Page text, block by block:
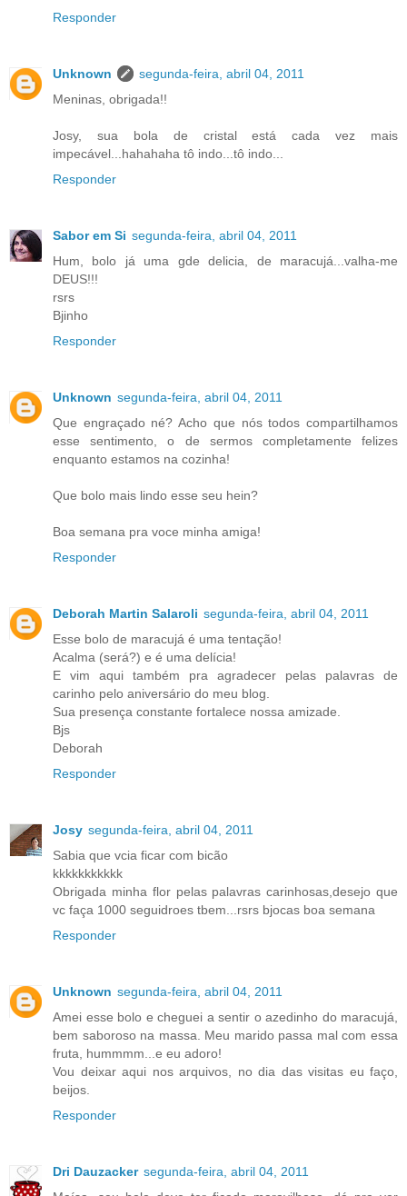
Responder
Unknown
segunda-feira, abril 04, 2011
Meninas, obrigada!!
Josy, sua bola de cristal está cada vez mais
impecável...hahahaha tô indo...tô indo...
Responder
Sabor em Si segunda-feira, abril 04, 2011
Hum, bolo já uma gde delicia, de maracujá...valha-me
DEUS!!!
rsrs
Bjinho
Responder
Unknown segunda-feira, abril 04, 2011
Que engraçado né? Acho que nós todos compartilhamos
esse sentimento, o de sermos completamente felizes
enquanto estamos na cozinha!
Que bolo mais lindo esse seu hein?
Boa semana pra voce minha amiga!
Responder
Deborah Martin Salaroli segunda-feira, abril 04, 2011
Esse bolo de maracujá é uma tentação!
Acalma (será?) e é uma delícia!
E vim aqui também pra agradecer pelas palavras de
carinho pelo aniversário do meu blog.
Sua presença constante fortalece nossa amizade.
Bjs
Deborah
Responder
Josy segunda-feira, abril 04, 2011
Sabia que vcia ficar com bicão
kkkkkkkkkkk
Obrigada minha flor pelas palavras carinhosas,desejo que
vc faça 1000 seguidroes tbem...rsrs bjocas boa semana
Responder
Unknown segunda-feira, abril 04, 2011
Amei esse bolo e cheguei a sentir o azedinho do maracujá,
bem saboroso na massa. Meu marido passa mal com essa
fruta, hummmm...e eu adoro!
Vou deixar aqui nos arquivos, no dia das visitas eu faço,
beijos.
Responder
Dri Dauzacker segunda-feira, abril 04, 2011